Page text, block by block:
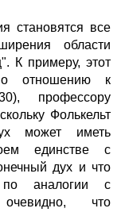
становятся все
области
К примеру, этот
отношению к
профессору
Фолькельт
может иметь
единстве с
дух и что
по аналогии с
очевидно, что